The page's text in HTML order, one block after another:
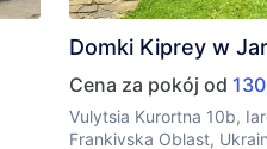
Domki Kiprey w
Cena za pokój od
Vulytsia Kurortna 10b,
Frankivska Oblast,